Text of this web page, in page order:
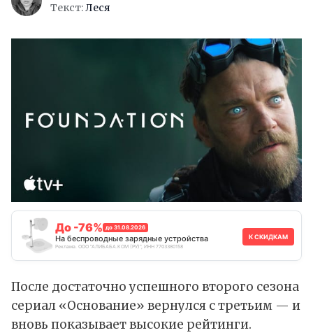
Текст:Леся
До -76% до 31.08.2026
На беспроводные зарядные устройства
Реклама. ООО "АЛИБАБА.КОМ (РУ)", ИНН 7703380158
К СКИДКАМ
После достаточно успешного второго сезона
сериал «Основание» вернулся с третьим — и
вновь показывает высокие рейтинги.